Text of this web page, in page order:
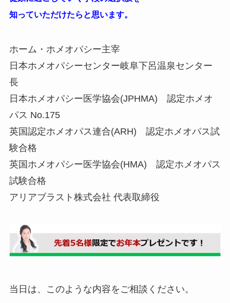
知っていただけたらと思います。
ホーム・ホメオパシー主宰
日本ホメオパシーセンター岐阜下呂温泉センター
長
日本ホメオパシー医学協会(JPHMA) 認定ホメオ
パス No.175
英国認定ホメオパス連合(ARH) 認定ホメオパス試
験合格
英国ホメオパシー医学協会(HMA) 認定ホメオパス
試験合格
アリアブラスト株式会社 代表取締役
当日は、このような内容をご相談ください。